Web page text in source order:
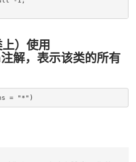
）使用
解，表示该类的所有